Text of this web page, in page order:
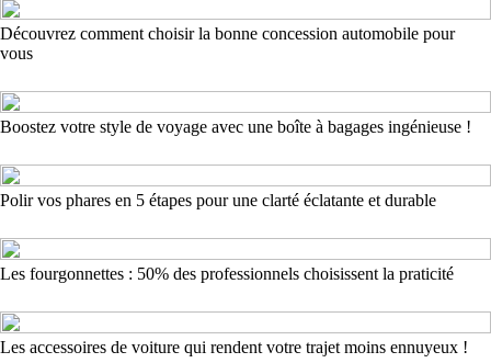
Découvrez comment choisir la bonne concession automobile pour
vous
Boostez votre style de voyage avec une boîte à bagages ingénieuse !
Polir vos phares en 5 étapes pour une clarté éclatante et durable
Les fourgonnettes : 50% des professionnels choisissent la praticité
Les accessoires de voiture qui rendent votre trajet moins ennuyeux !